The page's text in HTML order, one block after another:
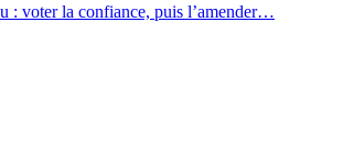
: voter la confiance, puis l’amender…